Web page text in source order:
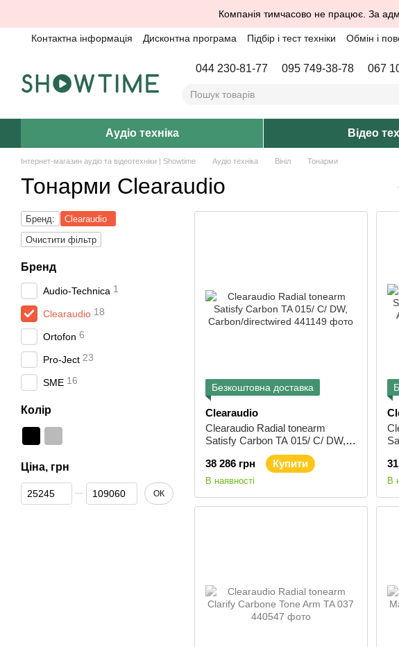
Компанія тимчасово не працює. За
Контактна інформація Дисконтна програма Підбір і тест техніки Обмін і
044 230-81-77 095 749-38-78 067
Аудіо техніка Відео
Інтернет-магазин аудіо та відеотехніки | Showtime Аудіо техніка Вініл Тонарми
Тонарми Clearaudio
Безкоштовна доставка
Clearaudio
Clearaudio Radial tonearm
Satisfy Carbon TA 015/ C/ DW,
Carbon/directwired
38 286 грн
Купити
В наявності В
Бренд:
Clearaudio
Очистити фільтр
Бренд
Audio-Technica 1
Clearaudio 18
Ortofon 6
Pro-Ject 23
SME 16
Колір
Ціна, грн
Від Ціна, грн
До Ціна, грн ОК